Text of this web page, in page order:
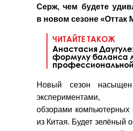
Серж, чем будете
в новом сезоне «Оттак
ЧИТАЙТЕ ТАКОЖ
Анастасия
формулу баланса
Новый сезон насыщен
экспериментами,
обзорами компьютерных
из Китая. Будет зелёный